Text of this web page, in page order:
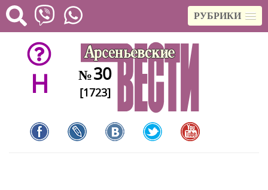
РУБРИКИ
H №30
[1723]